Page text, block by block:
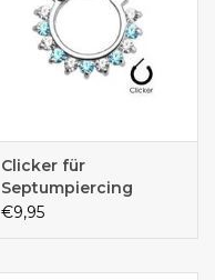
Clicker für
Septumpiercing
€9,95